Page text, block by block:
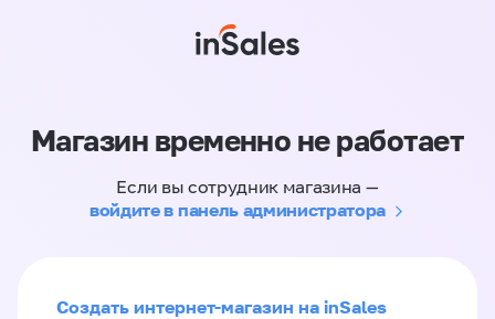
Магазин временно не работает
Если вы сотрудник магазина —
войдите в панель администратора
Создать интернет-магазин на inSales